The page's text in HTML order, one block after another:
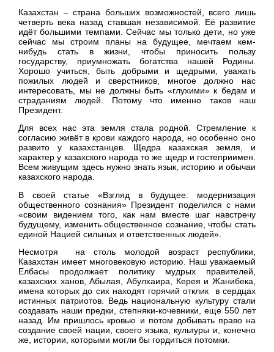
Казахстан – страна больших возможностей, всего лишь
четверть века назад ставшая независимой. Её развитие
идёт большими темпами. Сейчас мы только дети, но уже
сейчас мы строим планы на будущее, мечтаем кем-
нибудь стать в жизни, чтобы приносить пользу
государству, приумножать богатства нашей Родины.
Хорошо учиться, быть добрыми и щедрыми, уважать
пожилых людей и сверстников, многое должно нас
интересовать, мы не должны быть «глухими» к бедам и
страданиям людей. Потому что именно таков наш
Президент.
Для всех нас эта земля стала родной. Стремление к
согласию живёт в крови каждого народа, но особенно оно
развито у казахстанцев. Щедра казахская земля, и
характер у казахского народа то же щедр и гостеприимен.
Всем живущим здесь нужно знать язык, историю и обычаи
казахского народа.
В своей статье «Взгляд в будущее: модернизация
общественного сознания» Президент поделился с нами
«своим видением того, как нам вместе шаг навстречу
будущему, изменить общественное сознание, чтобы стать
единой Нацией сильных и ответственных людей».
Несмотря на столь молодой возраст республики,
Казахстан имеет многовековую историю. Наш уважаемый
Елбасы продолжает политику мудрых правителей,
казахских ханов, Абылая, Абулхаира, Керея и Жанибека,
имена которых до сих находят горячий отклик в сердцах
истинных патриотов. Ведь национальную культуру стали
создавать наши предки, степняки-кочевники, еще 550 лет
назад. Им пришлось кровью и потом добывать право на
создание своей нации, своего языка, культуры и, конечно
же, истории, которыми могли бы гордиться потомки.